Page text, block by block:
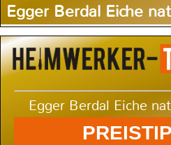
Egger Berdal Eiche
Egger Berdal Eiche